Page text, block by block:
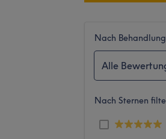
Nach
Alle
Nach Sternen